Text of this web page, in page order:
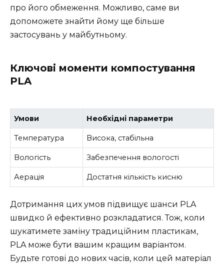
про його обмеження. Можливо, саме ви
допоможете знайти йому ще більше
застосувань у майбутньому.
Ключові моменти компостування
PLA
Умови Необхідні параметри
Температура Висока, стабільна
Вологість Забезпечення вологості
Аерація Достатня кількість кисню
Дотримання цих умов підвищує шанси PLA
швидко й ефективно розкладатися. Тож, коли
шукатимете заміну традиційним пластикам,
PLA може бути вашим кращим варіантом.
Будьте готові до нових часів, коли цей матеріал